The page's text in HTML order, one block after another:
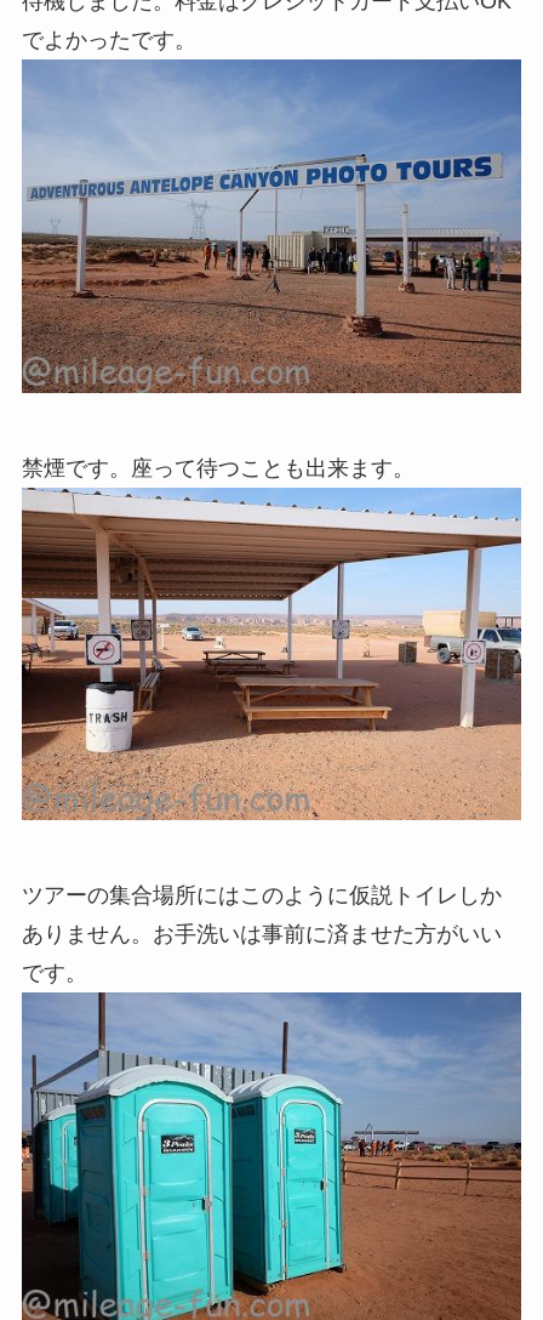
でよかったです。
禁煙です。座って待つことも出来ます。
ツアーの集合場所にはこのように仮説トイレしか
ありません。お手洗いは事前に済ませた方がいい
です。